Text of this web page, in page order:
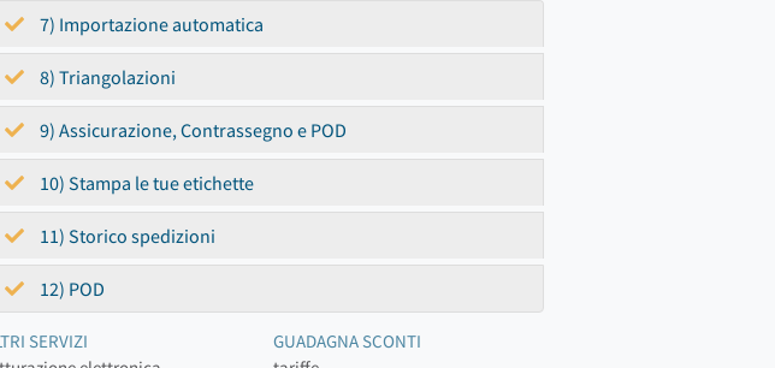
7) Importazione automatica
8) Triangolazioni
9) Assicurazione, Contrassegno e POD
10) Stampa le tue etichette
11) Storico spedizioni
12) POD
SERVIZI
GUADAGNA SCONTI